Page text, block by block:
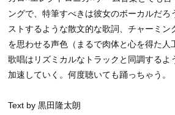
ングで、特筆すべきは彼女のボーカルだろ
ストするような散文的な歌詞、チャーミン
を思わせる声色（まるで肉体と心を得た人
歌唱はリズミカルなトラックと同調するよ
加速していく。何度聴いても踊っちゃう。
Text by 黒田隆太朗